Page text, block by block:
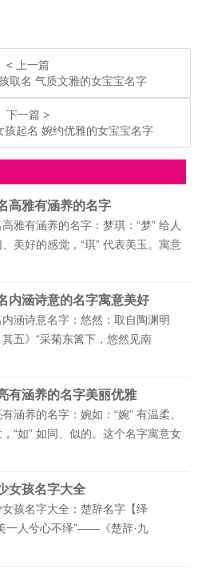
< 上一篇
取名 气质文雅的女宝宝名字
下一篇 >
孩起名 婉约优雅的女宝宝名字
高雅有涵养的名字
雅有涵养的名字：梦琪：“梦” 给人
美好的感觉，“琪” 代表美玉。寓意
般珍贵，生活充满梦幻色彩。羽
女孩气质轻盈，富有文化内涵。思
有思考、思想之意，“萱” 代表萱草，
和坚强。这个名字寓意女孩善于思
坚强，有内涵。...
内涵诗意的名字寓意美好
涵诗意名字：悠然：取自陶渊明
其五》“采菊东篱下，悠然见南
有悠然自得之意，“然” 表示自然、
富有诗意，“涵” 有涵养、包容之意。
文学艺术修养，内心丰富，有包容
有涵养的名字美丽优雅
涵养的名字：婉如：“婉” 有温柔、
“如” 如同、似的。这个名字寓意女
，如同美丽的花朵一般，令人赏心
意。这个名字寓意女孩有文化底
术气息，富有韵味。雪凝：“雪” 洁
意女孩的心灵纯洁无暇；“凝” 有凝
意，象征着女孩的美丽和气质凝聚
女孩名字大全
孩名字大全：楚辞名字【绎
一人兮心不绎”——《楚辞·九
名字【苾芬】来源： “苾芬孝祀，